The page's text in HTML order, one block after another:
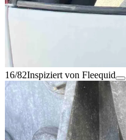
16/82Inspiziert von Fleequid